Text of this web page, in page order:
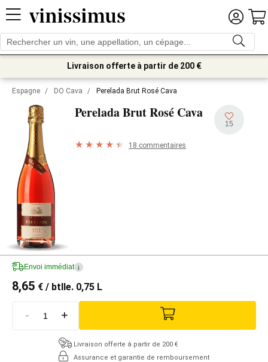
Livraison offerte à partir de 200 €
Espagne / DO Cava / Perelada Brut Rosé Cava
Perelada Brut Rosé Cava
15
18 commentaires
Envoi immédiat i
8,65 € / btlle. 0,75 L
- +
Livraison offerte à partir de 200 €
Assurance et garantie de remboursement